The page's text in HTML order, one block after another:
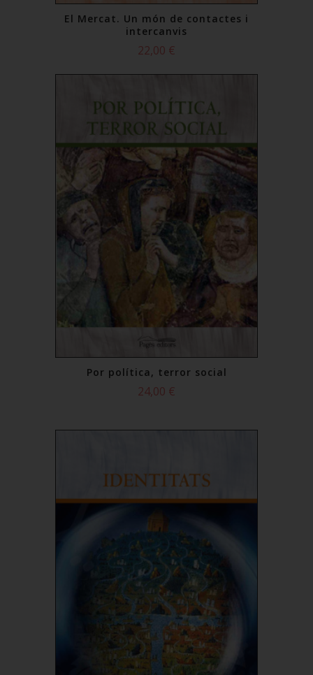
El Mercat. Un món de contactes i
intercanvis
22,00 €
Por política, terror social
24,00 €